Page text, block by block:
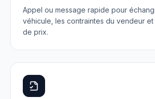
Appel ou message rapide pour
véhicule, les contraintes du vendeur et
de prix.